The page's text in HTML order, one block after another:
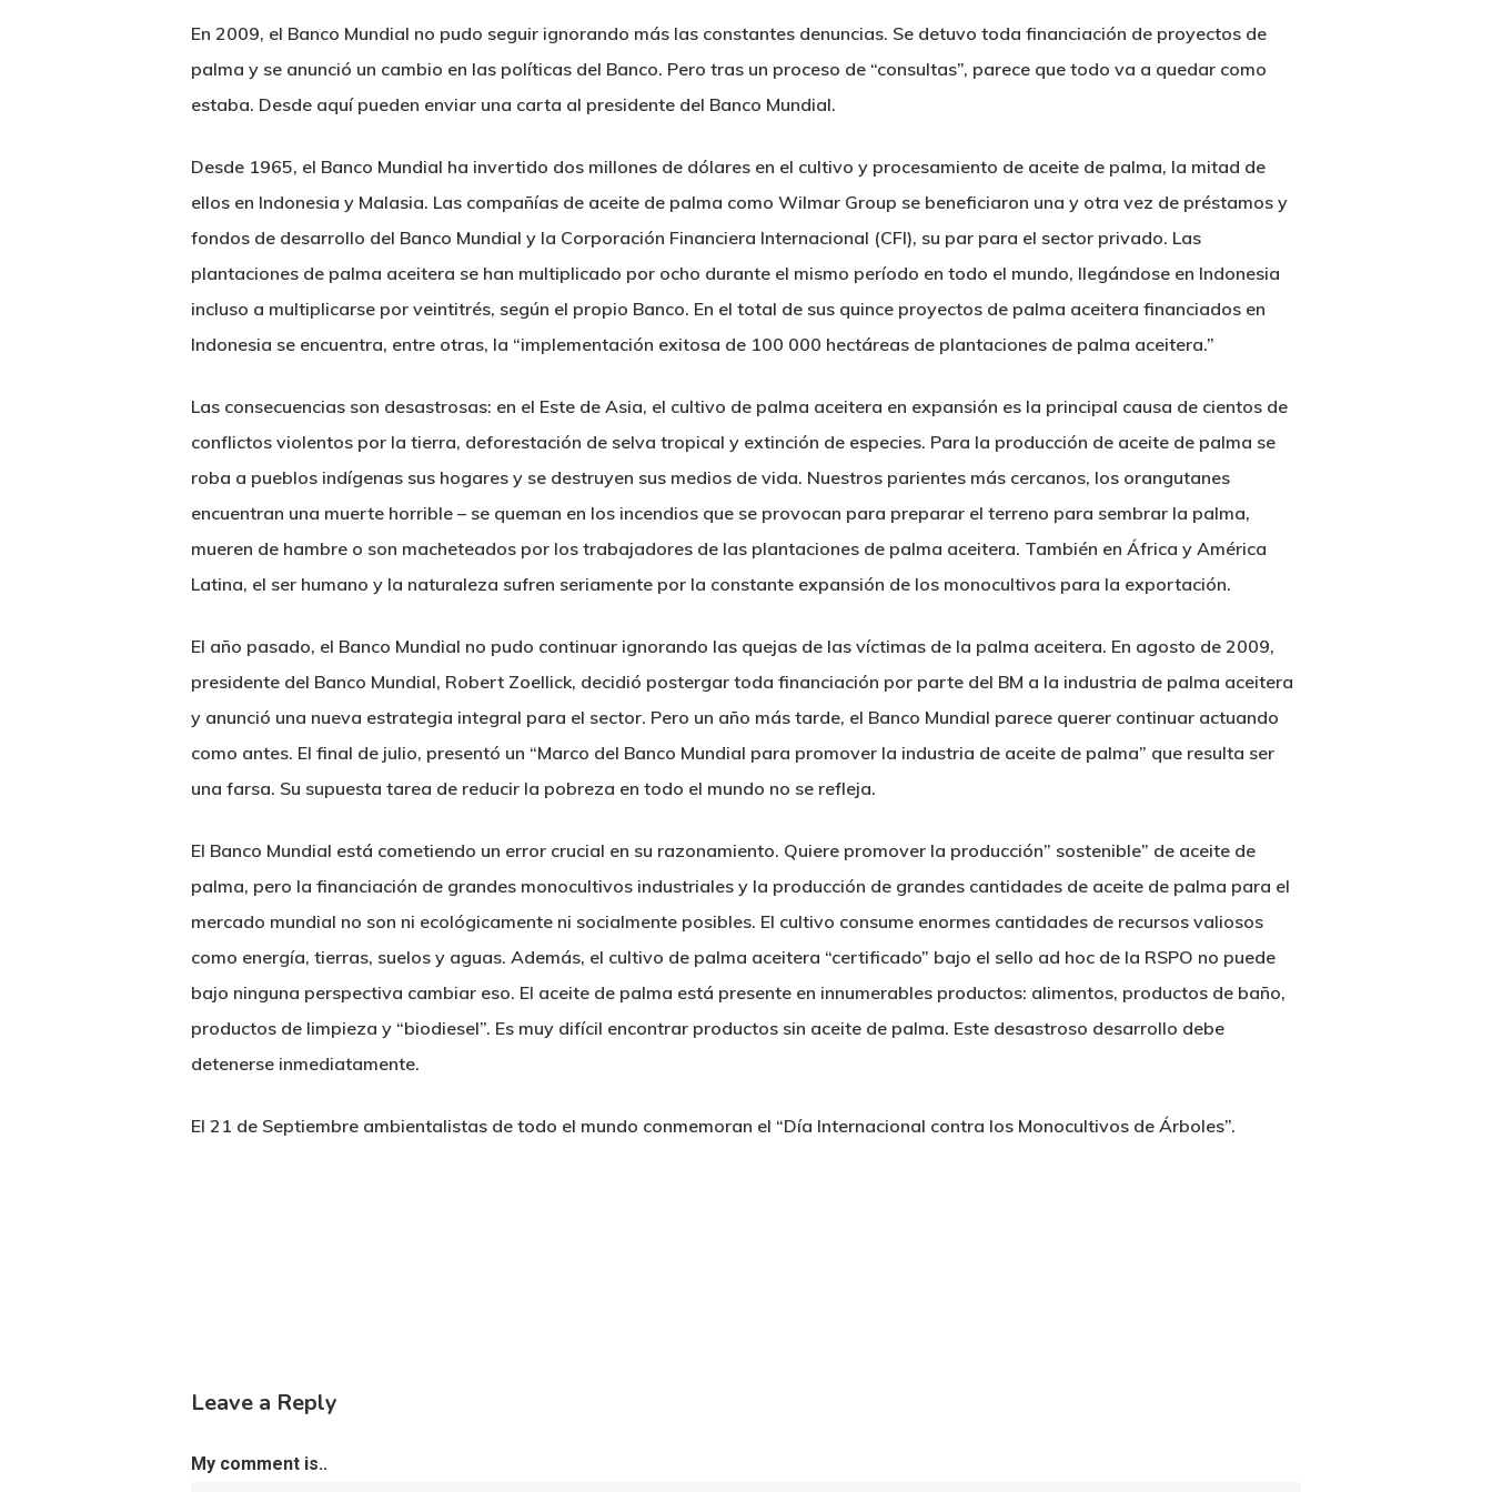
En 2009, el Banco Mundial no pudo seguir ignorando más las constantes denuncias. Se detuvo toda financiación de proyectos de
palma y se anunció un cambio en las políticas del Banco. Pero tras un proceso de “consultas”, parece que todo va a quedar como
estaba. Desde aquí pueden enviar una carta al presidente del Banco Mundial.
Desde 1965, el Banco Mundial ha invertido dos millones de dólares en el cultivo y procesamiento de aceite de palma, la mitad de
ellos en Indonesia y Malasia. Las compañías de aceite de palma como Wilmar Group se beneficiaron una y otra vez de préstamos y
fondos de desarrollo del Banco Mundial y la Corporación Financiera Internacional (CFI), su par para el sector privado. Las
plantaciones de palma aceitera se han multiplicado por ocho durante el mismo período en todo el mundo, llegándose en Indonesia
incluso a multiplicarse por veintitrés, según el propio Banco. En el total de sus quince proyectos de palma aceitera financiados en
Indonesia se encuentra, entre otras, la “implementación exitosa de 100 000 hectáreas de plantaciones de palma aceitera.”
Las consecuencias son desastrosas: en el Este de Asia, el cultivo de palma aceitera en expansión es la principal causa de cientos de
conflictos violentos por la tierra, deforestación de selva tropical y extinción de especies. Para la producción de aceite de palma se
roba a pueblos indígenas sus hogares y se destruyen sus medios de vida. Nuestros parientes más cercanos, los orangutanes
encuentran una muerte horrible – se queman en los incendios que se provocan para preparar el terreno para sembrar la palma,
mueren de hambre o son macheteados por los trabajadores de las plantaciones de palma aceitera. También en África y América
Latina, el ser humano y la naturaleza sufren seriamente por la constante expansión de los monocultivos para la exportación.
El año pasado, el Banco Mundial no pudo continuar ignorando las quejas de las víctimas de la palma aceitera. En agosto de 2009,
presidente del Banco Mundial, Robert Zoellick, decidió postergar toda financiación por parte del BM a la industria de palma aceitera
y anunció una nueva estrategia integral para el sector. Pero un año más tarde, el Banco Mundial parece querer continuar actuando
como antes. El final de julio, presentó un “Marco del Banco Mundial para promover la industria de aceite de palma” que resulta ser
una farsa. Su supuesta tarea de reducir la pobreza en todo el mundo no se refleja.
El Banco Mundial está cometiendo un error crucial en su razonamiento. Quiere promover la producción” sostenible” de aceite de
palma, pero la financiación de grandes monocultivos industriales y la producción de grandes cantidades de aceite de palma para el
mercado mundial no son ni ecológicamente ni socialmente posibles. El cultivo consume enormes cantidades de recursos valiosos
como energía, tierras, suelos y aguas. Además, el cultivo de palma aceitera “certificado” bajo el sello ad hoc de la RSPO no puede
bajo ninguna perspectiva cambiar eso. El aceite de palma está presente en innumerables productos: alimentos, productos de baño,
productos de limpieza y “biodiesel”. Es muy difícil encontrar productos sin aceite de palma. Este desastroso desarrollo debe
detenerse inmediatamente.
El 21 de Septiembre ambientalistas de todo el mundo conmemoran el “Día Internacional contra los Monocultivos de Árboles”.
Leave a Reply
My comment is..